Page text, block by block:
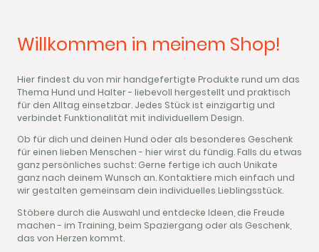
Willkommen in meinem Shop!
Hier findest du von mir handgefertigte Produkte rund um das
Thema Hund und Halter - liebevoll hergestellt und praktisch
für den Alltag einsetzbar. Jedes Stück ist einzigartig und
verbindet Funktionalität mit individuellem Design.
Ob für dich und deinen Hund oder als besonderes Geschenk
für einen lieben Menschen - hier wirst du fündig. Falls du etwas
ganz persönliches suchst: Gerne fertige ich auch Unikate
ganz nach deinem Wunsch an. Kontaktiere mich einfach und
wir gestalten gemeinsam dein individuelles Lieblingsstück.
Stöbere durch die Auswahl und entdecke Ideen, die Freude
machen - im Training, beim Spaziergang oder als Geschenk,
das von Herzen kommt.